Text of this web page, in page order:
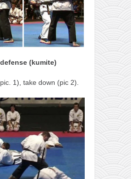
(kumite)
1), take down (pic 2).